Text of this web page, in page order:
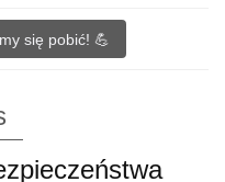
się pobić! 💪